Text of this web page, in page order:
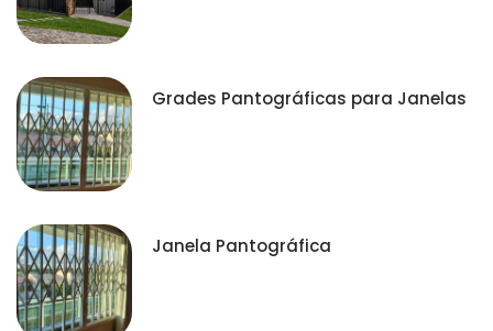
Grades Pantográficas para Janelas
Janela Pantográfica